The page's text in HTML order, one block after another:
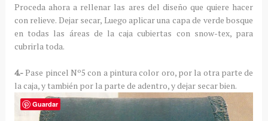
Proceda ahora a rellenar las ares del diseño que quiere hacer
con relieve. Dejar secar, Luego aplicar una capa de verde bosque
en todas las áreas de la caja cubiertas con snow-tex, para
cubrirla toda.
4.-Pase pincel Nº5 con a pintura color oro, por la otra parte de
la caja, y también por la parte de adentro, y dejar secar bien.
Guardar